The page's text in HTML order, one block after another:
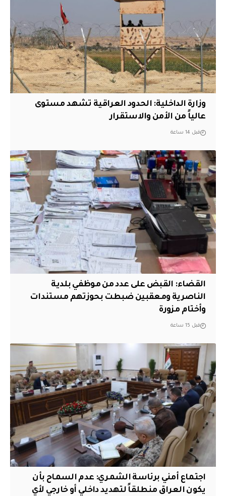
وزارة الداخلية: الحدود العراقية تشهد مستوى
عالياً من الأمن والاستقرار
قبل 14 ساعة
القضاء: القبض على عدد من موظفي بلدية
الناصرية ومعقبين ضبطت بحوزتهم مستندات
وأختام مزورة
قبل 15 ساعة
اجتماع أمني برئاسة الشمري: عدم السماح بأن
يكون العراق منطلقاً لتهديد داخلي أو خارجي لأي